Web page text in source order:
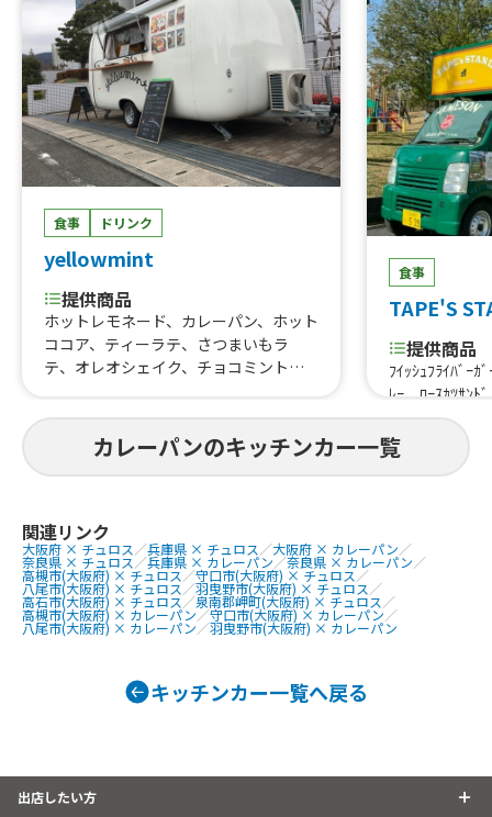
食事 ドリンク
yellowmint
提供商品
ホットレモネード、カレーパン、ホット
ココア、ティーラテ、さつまいもラ
テ、オレオシェイク、チョコミント、
ロースハムサンド、パストラミビーフ
サンド、スモークチキンサンド、ホット
アメリカーノ、アイスアメリカーノ、
ホットカフェラテ、アイスカフェラ
ローミント、ピンクスカッシュ、ピン
クグレープエイド、レモンスカッシ
ュ、フルーツサンド、サンドイッチ、バ
ターチキンカレー、キーマカレー、ガ
パオライス、レモネード
食事
TAPE'S
提供商品
ﾌｲｯｼｭﾌﾗｲﾊﾞｰｶ
ﾚｰ、ﾛｰｽｶﾂｻﾝﾄ
ﾊﾞｰﾗｲｽ、ﾎﾟｰｸ
ト、ﾌｲｯｼｭﾊﾞｰ
フライドポテ
ワイン、焼酎
ドコーヒー、
季限定）、モ
カレーパンのキッチンカー一覧
関連リンク
大阪府 × チュロス ／兵庫県 × チュロス ／大阪府 × カレーパン／
奈良県 × チュロス／兵庫県 × カレーパン／奈良県 × カレーパン／
高槻市(大阪府) × チュロス／守口市(大阪府) × チュロス ／
八尾市(大阪府) × チュロス／羽曳野市(大阪府) × チュロス ／
高石市(大阪府) × チュロス／泉南郡岬町(大阪府) × チュロス ／
高槻市(大阪府) × カレーパン／守口市(大阪府) × カレーパン／
八尾市(大阪府) × カレーパン／羽曳野市(大阪府) × カレーパン
キッチンカー一覧へ戻る
出店したい方